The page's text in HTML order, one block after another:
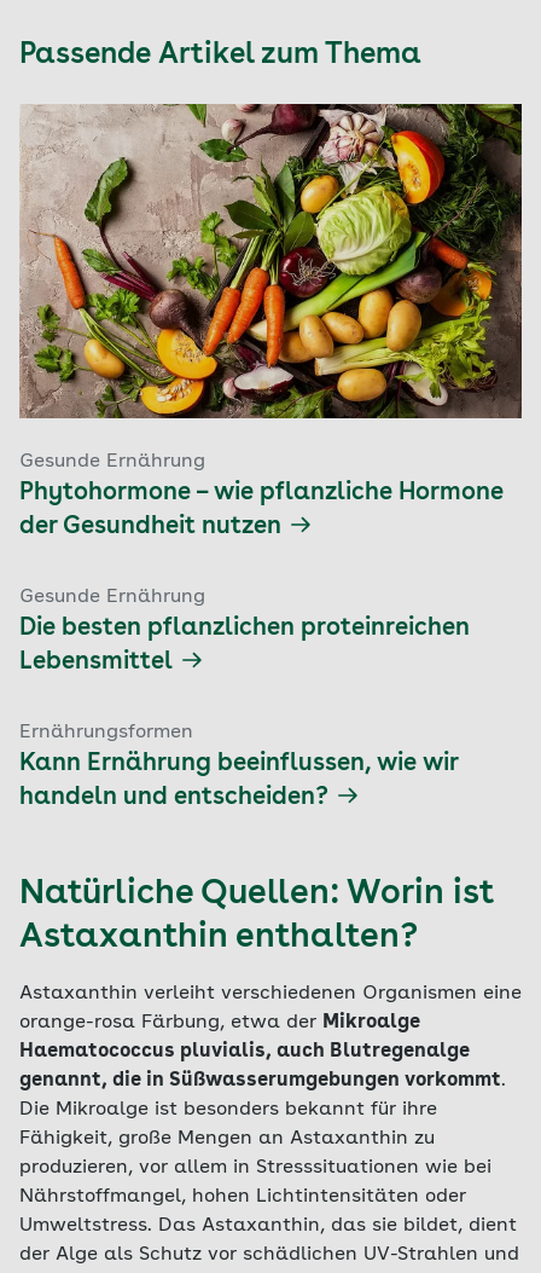
Passende Artikel zum Thema
Gesunde Ernährung
Phytohormone – wie pflanzliche Hormone
der Gesundheit nutzen
Gesunde Ernährung
Die besten pflanzlichen proteinreichen
Lebensmittel
Ernährungsformen
Kann Ernährung beeinflussen, wie wir
handeln und entscheiden?
Natürliche Quellen: Worin ist
Astaxanthin enthalten?
Astaxanthin verleiht verschiedenen Organismen eine
orange-rosa Färbung, etwa der Mikroalge
Haematococcus pluvialis, auch Blutregenalge
genannt, die in Süßwasserumgebungen vorkommt.
Die Mikroalge ist besonders bekannt für ihre
Fähigkeit, große Mengen an Astaxanthin zu
produzieren, vor allem in Stresssituationen wie bei
Nährstoffmangel, hohen Lichtintensitäten oder
Umweltstress. Das Astaxanthin, das sie bildet, dient
der Alge als Schutz vor schädlichen UV-Strahlen und